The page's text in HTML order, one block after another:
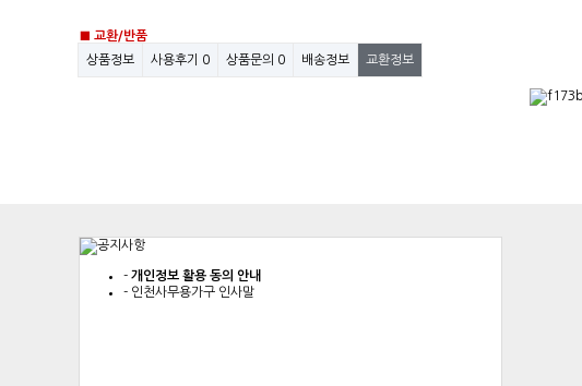
■ 교환/반품
상품정보
사용후기 0 상품문의 0 배송정보 교환정보
- 개인정보 활용 동의 안내
- 인천사무용가구 인사말